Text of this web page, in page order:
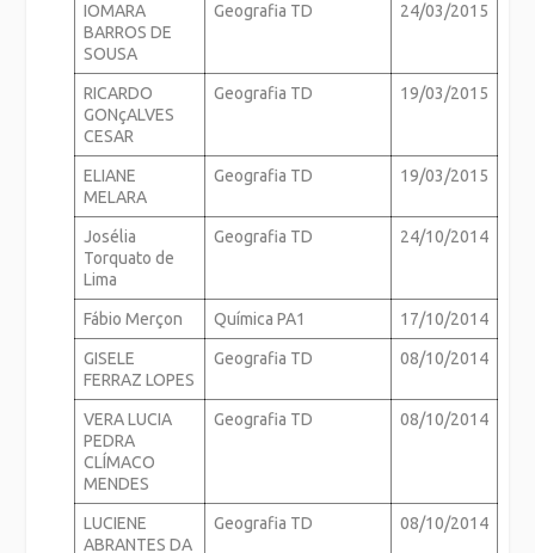
IOMARA
BARROS DE
SOUSA
Geografia TD 24/03/2015
RICARDO
GONçALVES
CESAR
Geografia TD 19/03/2015
ELIANE
MELARA
Geografia TD 19/03/2015
Josélia
Torquato de
Lima
Geografia TD 24/10/2014
Fábio Merçon Química PA1 17/10/2014
GISELE
FERRAZ LOPES
Geografia TD 08/10/2014
VERA LUCIA
PEDRA
CLÍMACO
MENDES
Geografia TD 08/10/2014
LUCIENE
ABRANTES DA
Geografia TD 08/10/2014